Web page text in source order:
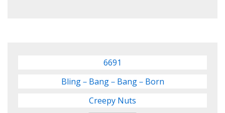
6691
Bling－Bang－Bang－Born
Creepy Nuts